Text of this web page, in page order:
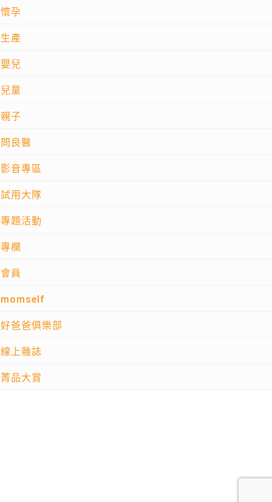
懷孕
生產
嬰兒
兒童
親子
問良醫
影音專區
試用大隊
專題活動
專欄
會員
momself
好爸爸俱樂部
線上雜誌
菁品大賞